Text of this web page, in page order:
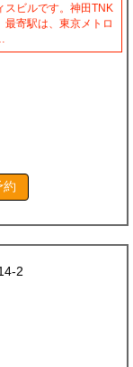
スビルです。神田TNK
最寄駅は、東京メトロ
約
2